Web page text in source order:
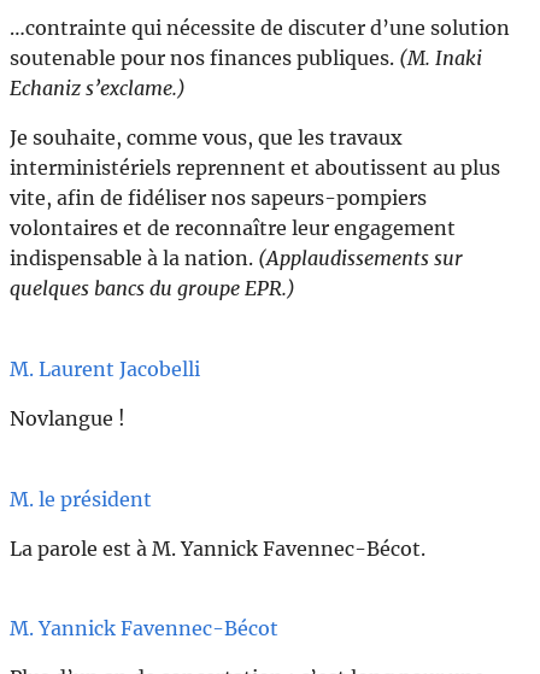
…contrainte qui nécessite de discuter d’une solution
soutenable pour nos finances publiques. (M. Inaki
Echaniz s’exclame.)
Je souhaite, comme vous, que les travaux
interministériels reprennent et aboutissent au plus
vite, afin de fidéliser nos sapeurs-pompiers
volontaires et de reconnaître leur engagement
indispensable à la nation. (Applaudissements sur
quelques bancs du groupe EPR.)
M. Laurent Jacobelli
Novlangue !
M. le président
La parole est à M. Yannick Favennec-Bécot.
M. Yannick Favennec-Bécot